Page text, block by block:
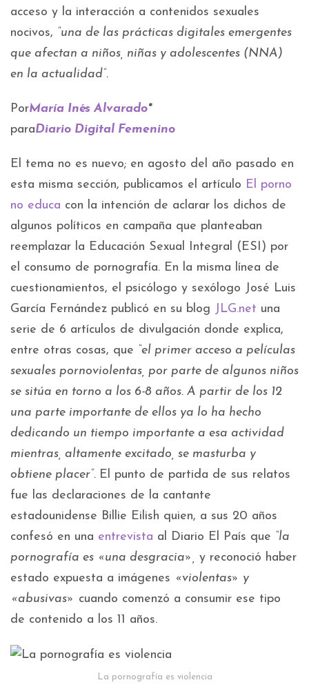
acceso y la interacción a contenidos sexuales
nocivos, “una de las prácticas digitales emergentes
que afectan a niños, niñas y adolescentes (NNA)
en la actualidad”.
PorMaría Inés Alvarado*
paraDiario Digital Femenino
El tema no es nuevo; en agosto del año pasado en
esta misma sección, publicamos el artículo El porno
no educa con la intención de aclarar los dichos de
algunos políticos en campaña que planteaban
reemplazar la Educación Sexual Integral (ESI) por
el consumo de pornografía. En la misma línea de
cuestionamientos, el psicólogo y sexólogo José Luis
García Fernández publicó en su blog JLG.net una
serie de 6 artículos de divulgación donde explica,
entre otras cosas, que “el primer acceso a películas
sexuales pornoviolentas, por parte de algunos niños
se sitúa en torno a los 6-8 años. A partir de los 12
una parte importante de ellos ya lo ha hecho
dedicando un tiempo importante a esa actividad
mientras, altamente excitado, se masturba y
obtiene placer”. El punto de partida de sus relatos
fue las declaraciones de la cantante
estadounidense Billie Eilish quien, a sus 20 años
confesó en una entrevista al Diario El País que “la
pornografía es «una desgracia»,
y reconoció haber
estado expuesta a imágenes «violentas» y
«abusivas» cuando comenzó a consumir ese tipo
de contenido a los 11 años.
La pornografía es violencia